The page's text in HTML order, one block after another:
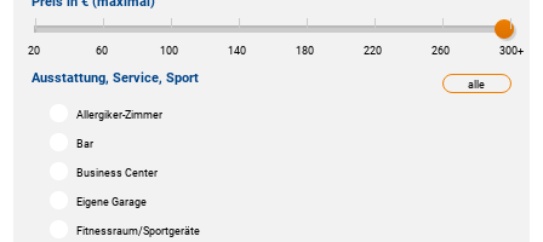
20 60 100 140 180 220 260 300+
alle
Ausstattung, Service, Sport
Allergiker-Zimmer
Bar
Business Center
Eigene Garage
Fitnessraum/Sportgeräte